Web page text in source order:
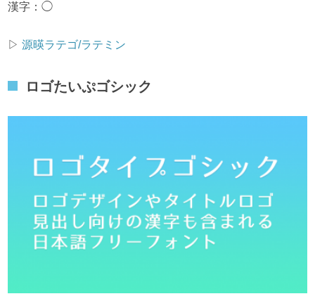
漢字：◯
▷源暎ラテゴ/ラテミン
ロゴたいぷゴシック